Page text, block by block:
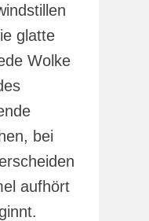
glatte
Wolke
bei
aufhört